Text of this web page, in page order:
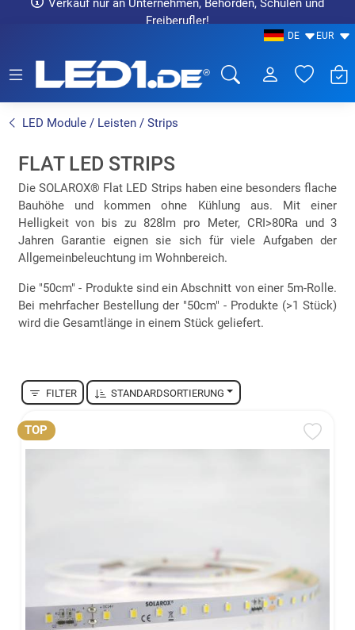
Verkauf nur an Unternehmen, Behörden, Schulen und
Freiberufler!
DE EUR
LED Module / Leisten / Strips
FLAT LED STRIPS
Die SOLAROX® Flat LED Strips haben eine besonders flache
Bauhöhe und kommen ohne Kühlung aus. Mit einer
Helligkeit von bis zu 828lm pro Meter, CRI>80Ra und 3
Jahren Garantie eignen sie sich für viele Aufgaben der
Allgemeinbeleuchtung im Wohnbereich.
Die "50cm" - Produkte sind ein Abschnitt von einer 5m-Rolle.
Bei mehrfacher Bestellung der "50cm" - Produkte (>1 Stück)
wird die Gesamtlänge in einem Stück geliefert.
FILTER STANDARDSORTIERUNG
TOP